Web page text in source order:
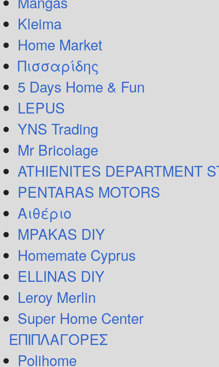
Kleima
Home Market
Πισσαρίδης
5 Days Home & Fun
LEPUS
YNS Trading
Mr Bricolage
ATHIENITES DEPARTMENT
PENTARAS MOTORS
Αιθέριο
MPAKAS DIY
Homemate Cyprus
ELLINAS DIY
Leroy Merlin
Super Home Center
ΕΠΙΠΛΑΓΟΡΕΣ
Polihome